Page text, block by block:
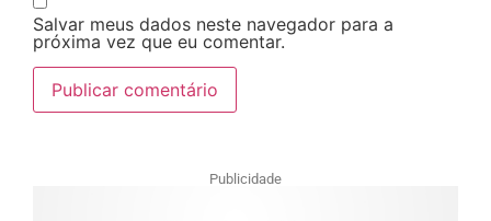
Salvar meus dados neste navegador para a
próxima vez que eu comentar.
Publicidade